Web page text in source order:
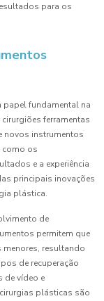
para os
fundamental na
ferramentas
novos instrumentos
como os
e a experiência
principais inovações
plástica.
de
permitem que
resultando
de recuperação
de vídeo e
plásticas são